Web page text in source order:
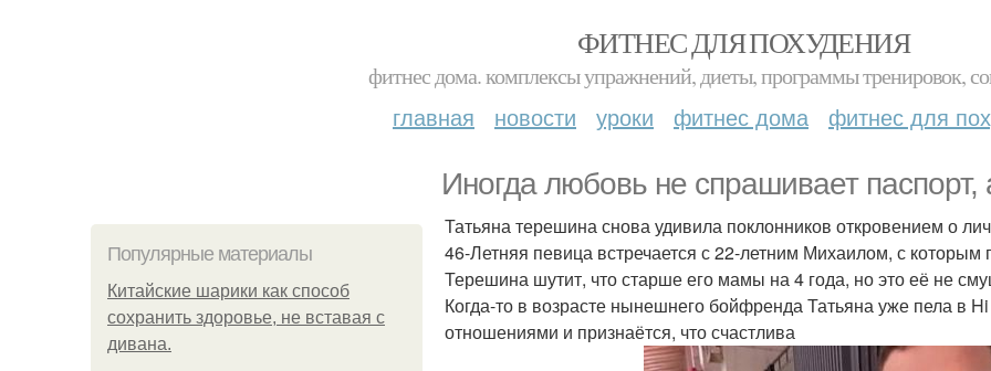
ФИТНЕС ДЛЯ ПОХУДЕНИЯ
фитнес дома. комплексы упражнений, диеты, программы тренировок,
главная новости уроки фитнес дома фитнес для
Иногда любовь не спрашивает паспорт,
Популярные материалы
Китайские шарики как способ
сохранить здоровье, не вставая с
дивана.
Татьяна терешина снова удивила поклонников откровением о
46-Летняя певица встречается с 22-летним Михаилом, с которым
Терешина шутит, что старше его мамы на 4 года, но это её не
Когда-то в возрасте нынешнего бойфренда Татьяна уже пела в
отношениями и признаётся, что счастлива